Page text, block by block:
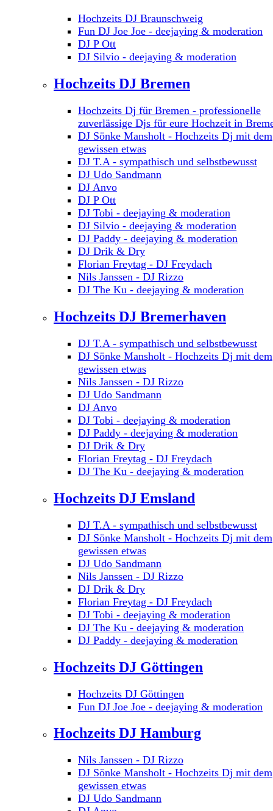
Hochzeits DJ Braunschweig
Fun DJ Joe Joe - deejaying & moderation
DJ P Ott
DJ Silvio - deejaying & moderation
Hochzeits DJ Bremen
Hochzeits Dj für Bremen - professionelle
zuverlässige Djs für eure Hochzeit in
DJ Sönke Mansholt - Hochzeits Dj mit dem
gewissen etwas
DJ T.A - sympathisch und selbstbewusst
DJ Udo Sandmann
DJ Anvo
DJ P Ott
DJ Tobi - deejaying & moderation
DJ Silvio - deejaying & moderation
DJ Paddy - deejaying & moderation
DJ Drik & Dry
Florian Freytag - DJ Freydach
Nils Janssen - DJ Rizzo
DJ The Ku - deejaying & moderation
Hochzeits DJ Bremerhaven
DJ T.A - sympathisch und selbstbewusst
DJ Sönke Mansholt - Hochzeits Dj mit dem
gewissen etwas
Nils Janssen - DJ Rizzo
DJ Udo Sandmann
DJ Anvo
DJ Tobi - deejaying & moderation
DJ Paddy - deejaying & moderation
DJ Drik & Dry
Florian Freytag - DJ Freydach
DJ The Ku - deejaying & moderation
Hochzeits DJ Emsland
DJ T.A - sympathisch und selbstbewusst
DJ Sönke Mansholt - Hochzeits Dj mit dem
gewissen etwas
DJ Udo Sandmann
Nils Janssen - DJ Rizzo
DJ Drik & Dry
Florian Freytag - DJ Freydach
DJ Tobi - deejaying & moderation
DJ The Ku - deejaying & moderation
DJ Paddy - deejaying & moderation
Hochzeits DJ Göttingen
Hochzeits DJ Göttingen
Fun DJ Joe Joe - deejaying & moderation
Hochzeits DJ Hamburg
Nils Janssen - DJ Rizzo
DJ Sönke Mansholt - Hochzeits Dj mit dem
gewissen etwas
DJ Udo Sandmann